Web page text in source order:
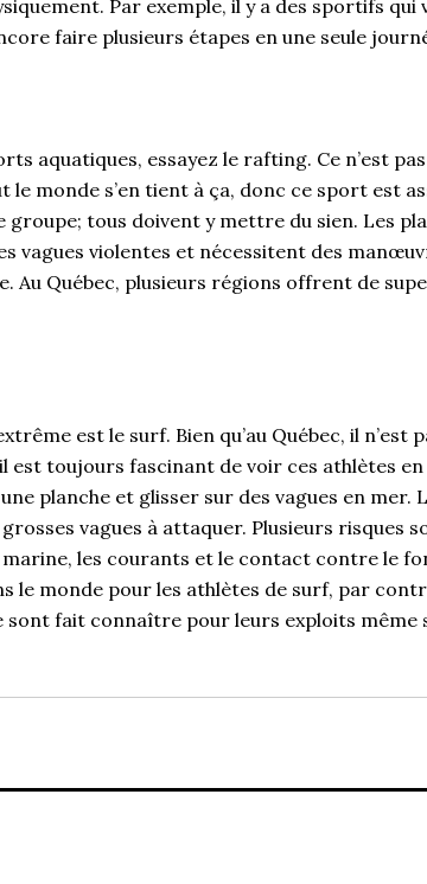
Par exemple, il y a des sportifs qui
faire plusieurs étapes en une seule
aquatiques, essayez le rafting. Ce n’est
le monde s’en tient à ça, donc ce sport est
groupe; tous doivent y mettre du sien. Les
vagues violentes et nécessitent des
Au Québec, plusieurs régions offrent de
est le surf. Bien qu’au Québec, il n’est
est toujours fascinant de voir ces athlètes
planche et glisser sur des vagues en mer.
vagues à attaquer. Plusieurs risques
marine, les courants et le contact contre le
le monde pour les athlètes de surf, par
fait connaître pour leurs exploits même